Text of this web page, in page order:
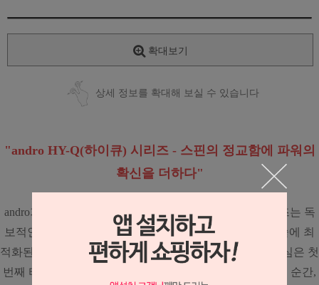
확대보기
상세 정보를 확대해 보실 수 있습니다
"andro HY-Q(하이큐) 시리즈 - 스핀의 정교함에 파워의
확신을 더하다"
andro가 제안하는 현대 탁구의 해법, HY-Q(하이큐) 시리즈는 독
보적인 스핀과 정밀한 컨트롤, 그리고 다채로운 공격 전술에 최
적화된 라인업입니다. 탁구 경기에서 승부를 결정짓는 핵심은 첫
번째 터치의 정밀함입니다. 첫 타구의 질이 승패를 가르는 순간,